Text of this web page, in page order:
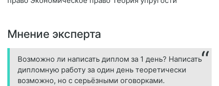
Мнение эксперта
Возможно ли написать диплом за 1 день? Написать
дипломную работу за один день теоретически
возможно, но с серьёзными оговорками.